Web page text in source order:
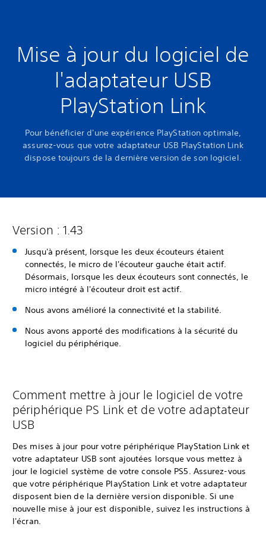
Mise à jour du logiciel de
l'adaptateur USB
PlayStation Link
Pour bénéficier d'une expérience PlayStation optimale,
assurez-vous que votre adaptateur USB PlayStation Link
dispose toujours de la dernière version de son logiciel.
Version : 1.43
Jusqu'à présent, lorsque les deux écouteurs étaient
connectés, le micro de l'écouteur gauche était actif.
Désormais, lorsque les deux écouteurs sont connectés, le
micro intégré à l'écouteur droit est actif.
Nous avons amélioré la connectivité et la stabilité.
Nous avons apporté des modifications à la sécurité du
logiciel du périphérique.
Comment mettre à jour le logiciel de votre
périphérique PS Link et de votre adaptateur
USB
Des mises à jour pour votre périphérique PlayStation Link et
votre adaptateur USB sont ajoutées lorsque vous mettez à
jour le logiciel système de votre console PS5. Assurez-vous
que votre périphérique PlayStation Link et votre adaptateur
disposent bien de la dernière version disponible. Si une
nouvelle mise à jour est disponible, suivez les instructions à
l'écran.